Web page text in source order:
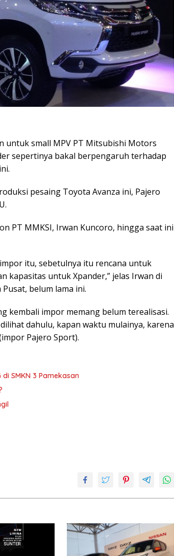
untuk small MPV PT Mitsubishi Motors
sepertinya bakal berpengaruh terhadap
pesaing Toyota Avanza ini, Pajero
PT MMKSI, Irwan Kuncoro, hingga saat ini
itu, sebetulnya itu rencana untuk
kapasitas untuk Xpander,” jelas Irwan di
belum lama ini.
kembali impor memang belum terealisasi.
dahulu, kapan waktu mulainya, karena
Pajero Sport).
SMKN 3 Pamekasan